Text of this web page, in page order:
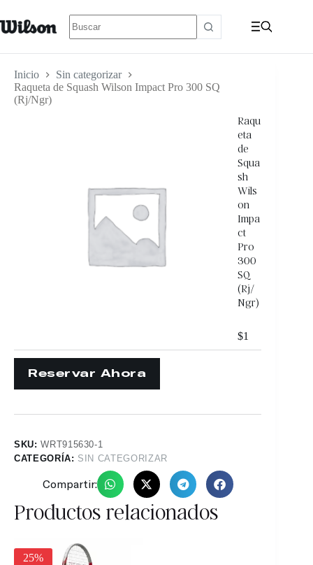
Inicio
Sin categorizar
Raqueta de Squash Wilson Impact Pro 300 SQ
(Rj/Ngr)
Raqu
eta
de
Squa
sh
Wils
on
Impa
ct
Pro
300
SQ
(Rj/
Ngr)
$1
SKU:WRT915630-1
CATEGORÍA: SIN CATEGORIZAR
Compartir:
Productos relacionados
25%